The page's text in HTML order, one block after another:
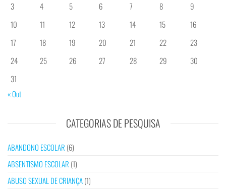
3
4 5 6 7 8
9
10
11 12 13 14 15
16
17
18 19 20 21 22
23
24
25 26 27 28 29
30
31
« Out
CATEGORIAS DE PESQUISA
ABANDONO ESCOLAR (6)
ABSENTISMO ESCOLAR (1)
ABUSO SEXUAL DE CRIANÇA(1)